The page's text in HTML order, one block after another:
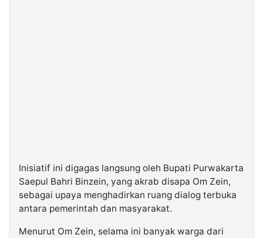
Inisiatif ini digagas langsung oleh Bupati Purwakarta
Saepul Bahri Binzein, yang akrab disapa Om Zein,
sebagai upaya menghadirkan ruang dialog terbuka
antara pemerintah dan masyarakat.
Menurut Om Zein, selama ini banyak warga dari